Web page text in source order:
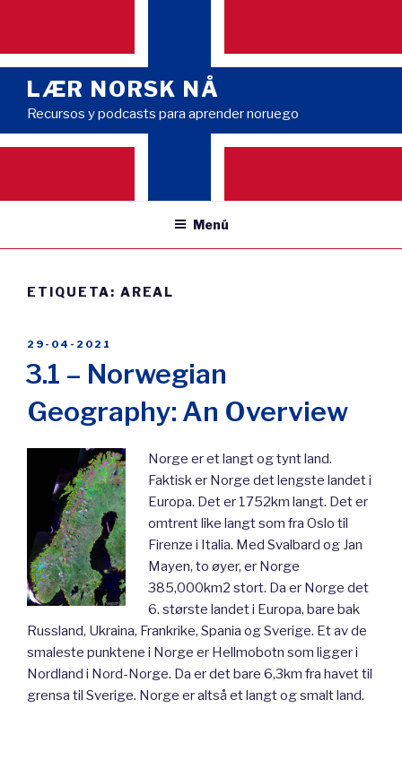
contenido
LÆR NORSK NÅ
Recursos y podcasts para aprender noruego
Menú
ETIQUETA: AREAL
PUBLICADO
29-04-2021
3.1 – Norwegian
Geography: An Overview
Norge er et langt og tynt land.
Faktisk er Norge det lengste landet i
Europa. Det er 1752km langt. Det er
omtrent like langt som fra Oslo til
Firenze i Italia. Med Svalbard og Jan
Mayen, to øyer, er Norge
385,000km2 stort. Da er Norge det
6. største landet i Europa, bare bak
Russland, Ukraina, Frankrike, Spania og Sverige. Et av de
smaleste punktene i Norge er Hellmobotn som ligger i
Nordland i Nord-Norge. Da er det bare 6,3km fra havet til
grensa til Sverige. Norge er altså et langt og smalt land.